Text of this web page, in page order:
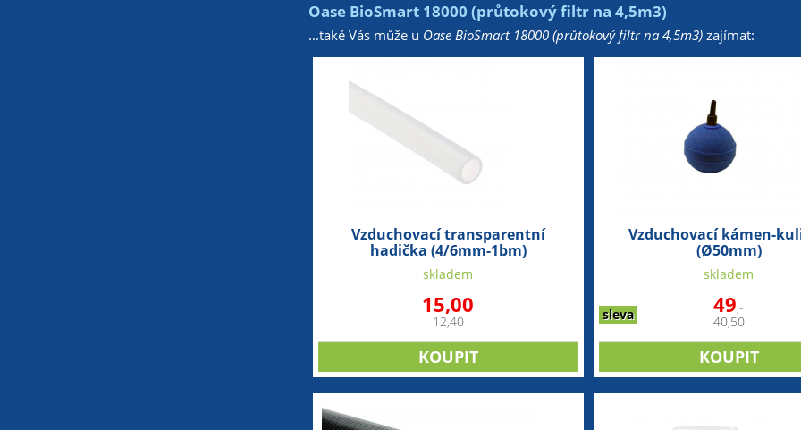
Oase BioSmart 18000 (průtokový filtr na 4,5m3)
...také Vás může u Oase BioSmart 18000 (průtokový filtr na 4,5m3)zajímat:
Vzduchovací transparentní
hadička (4/6mm-1bm)
skladem
15,00
12,40
Vzduchovací kámen-
(Ø50mm)
sleva
skladem
49,-
40,50